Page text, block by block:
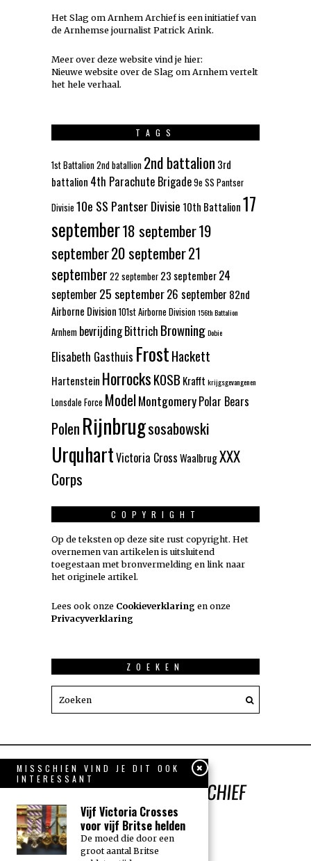
Het Slag om Arnhem Archief is een initiatief van
de Arnhemse journalist Patrick Arink.
Meer over deze website vind je hier:
Nieuwe website over de Slag om Arnhem vertelt
het hele verhaal.
TAGS
1st Battalion2nd batallion 2nd battalion 3rd
battalion 4th Parachute Brigade9e SS Pantser
Divisie 10e SS Pantser Divisie 10th Battalion17
september18 september19
september20 september21
september 22 september 23 september24
september 25 september26 september 82nd
Airborne Division 101st Airborne Division156th Battalion
Arnhem bevrijdingBittrich BrowningDobie
Elisabeth Gasthuis FrostHackett
Hartenstein HorrocksKOSB Krafft krijgsgevangenen
Lonsdale Force ModelMontgomeryPolar Bears
PolenRijnbrugsosabowski
UrquhartVictoria CrossWaalbrugXXX
Corps
COPYRIGHT
Op de teksten op deze site rust copyright. Het
overnemen van artikelen is uitsluitend
toegestaan met bronvermelding en link naar
het originele artikel.
Lees ook onze Cookieverklaring en onze
Privacyverklaring
ZOEKEN
MISSCHIEN VIND JE DIT OOK
INTERESSANT
Vijf Victoria Crosses
voor vijf Britse helden
De moed die door een
groot aantal Britse